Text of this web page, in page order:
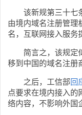
该新规第三十七条
由境内域名注册管理
名，互联网接入服务
简言之，该规定似
移到中国的域名注册
之后，工信部 回
点要求在境内接入的
络内容，不影响外国